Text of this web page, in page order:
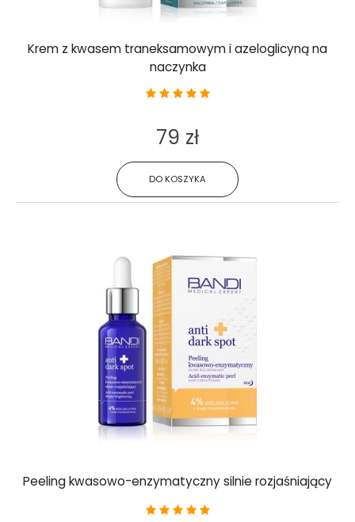
Krem z kwasem traneksamowym i azeloglicyną na
naczynka
DO KOSZYKA
79 zł
Peeling kwasowo-enzymatyczny silnie rozjaśniający